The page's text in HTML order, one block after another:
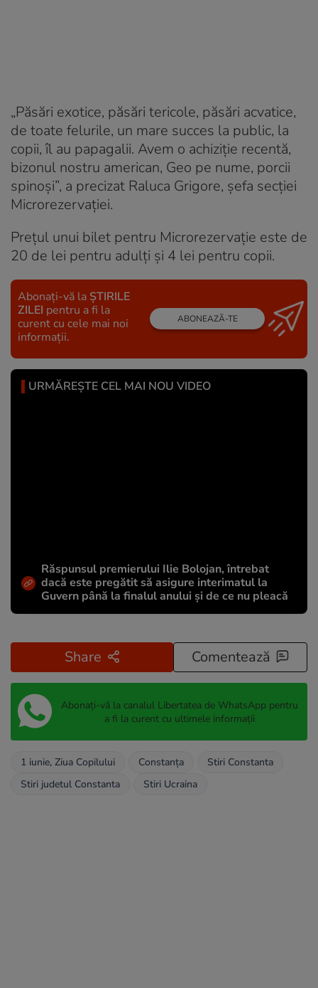
„Păsări exotice, păsări tericole, păsări acvatice,
de toate felurile, un mare succes la public, la
copii, îl au papagalii. Avem o achiziție recentă,
bizonul nostru american, Geo pe nume, porcii
spinoși”, a precizat Raluca Grigore, șefa secției
Microrezervației.
Prețul unui bilet pentru Microrezervație este de
20 de lei pentru adulți și 4 lei pentru copii.
Abonați-vă la ȘTIRILE
ZILEI pentru a fi la
curent cu cele mai noi
informații.
ABONEAZĂ-TE
URMĂREȘTE CEL MAI NOU VIDEO
Răspunsul premierului Ilie Bolojan, întrebat
dacă este pregătit să asigure interimatul la
Guvern până la finalul anului și de ce nu pleacă
Share Comentează
Abonați-vă la canalul Libertatea de WhatsApp pentru
a fi la curent cu ultimele informații
1 iunie, Ziua Copilului Constanța
Stiri Constanta
Stiri judetul Constanta
Stiri Ucraina